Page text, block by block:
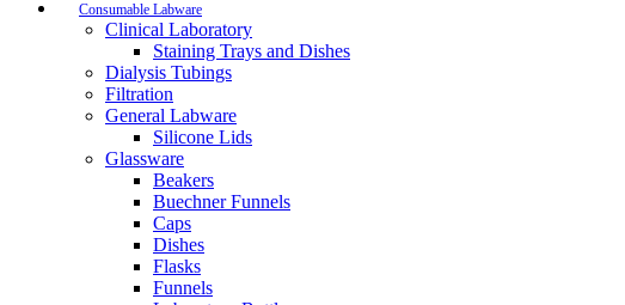
Consumable Labware
Clinical Laboratory
Staining Trays and Dishes
Dialysis Tubings
Filtration
General Labware
Silicone Lids
Glassware
Beakers
Buechner Funnels
Caps
Dishes
Flasks
Funnels